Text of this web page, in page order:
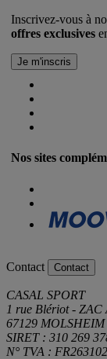
Inscrivez-vous à
offres exclusives
Nos sites
Contact Contact
CASAL SPORT
1 rue Blériot - ZAC
67129 MOLSHEIM
SIRET : 310 269
N° TVA :